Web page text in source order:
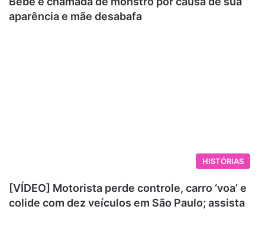
aparência e mãe desabafa
HISTÓRIAS
[VÍDEO] Motorista perde controle, carro ‘voa’ e
colide com dez veículos em São Paulo; assista